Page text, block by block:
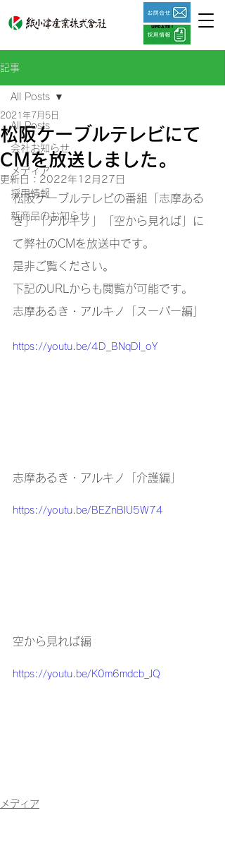
UPDATE !
記事
All Posts
会社お知らせ
メディア
採用情報
新商品のお知らせ
All Posts
松阪ケーブルテレビにて
CMを放送しました。
2021年7月5日
更新日： 2022年12月27日
松阪ケーブルテレビの番組「志摩ある
き」「アルキノ」「空から見れば」に
て弊社のCMを放送中です。
是非ご覧ください。
下記のURLからも閲覧が可能です。
志摩あるき・アルキノ「スーパー編」
https://youtu.be/4D_BNqDl_oY
志摩あるき・アルキノ「介護編」
https://youtu.be/BEZnBlU5W74
空から見れば編
https://youtu.be/K0m6mdcb_JQ
メディア